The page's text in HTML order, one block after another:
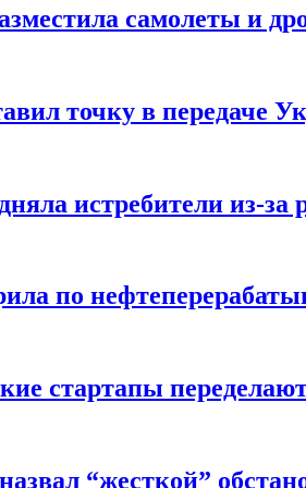
самолеты и
точку в передаче
истребители из-за
по
стартапы
“жесткой”